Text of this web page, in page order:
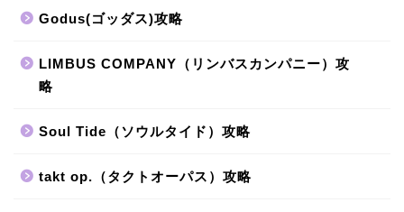
Godus(ゴッダス)攻略
LIMBUS COMPANY（リンバスカンパニー）攻
略
Soul Tide（ソウルタイド）攻略
takt op.（タクトオーパス）攻略